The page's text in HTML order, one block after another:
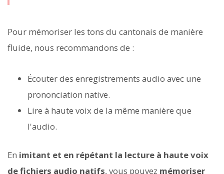
Pour mémoriser les tons du cantonais de manière
fluide, nous recommandons de :
Écouter des enregistrements audio avec une
prononciation native.
Lire à haute voix de la même manière que
l'audio.
En imitant et en répétant la lecture à haute voix
de fichiers audio natifs, vous pouvez mémoriser